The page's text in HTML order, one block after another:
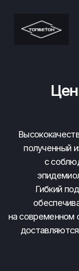
Высококачественный
Гибкий подход к
обеспечивает
на современном
доставляются